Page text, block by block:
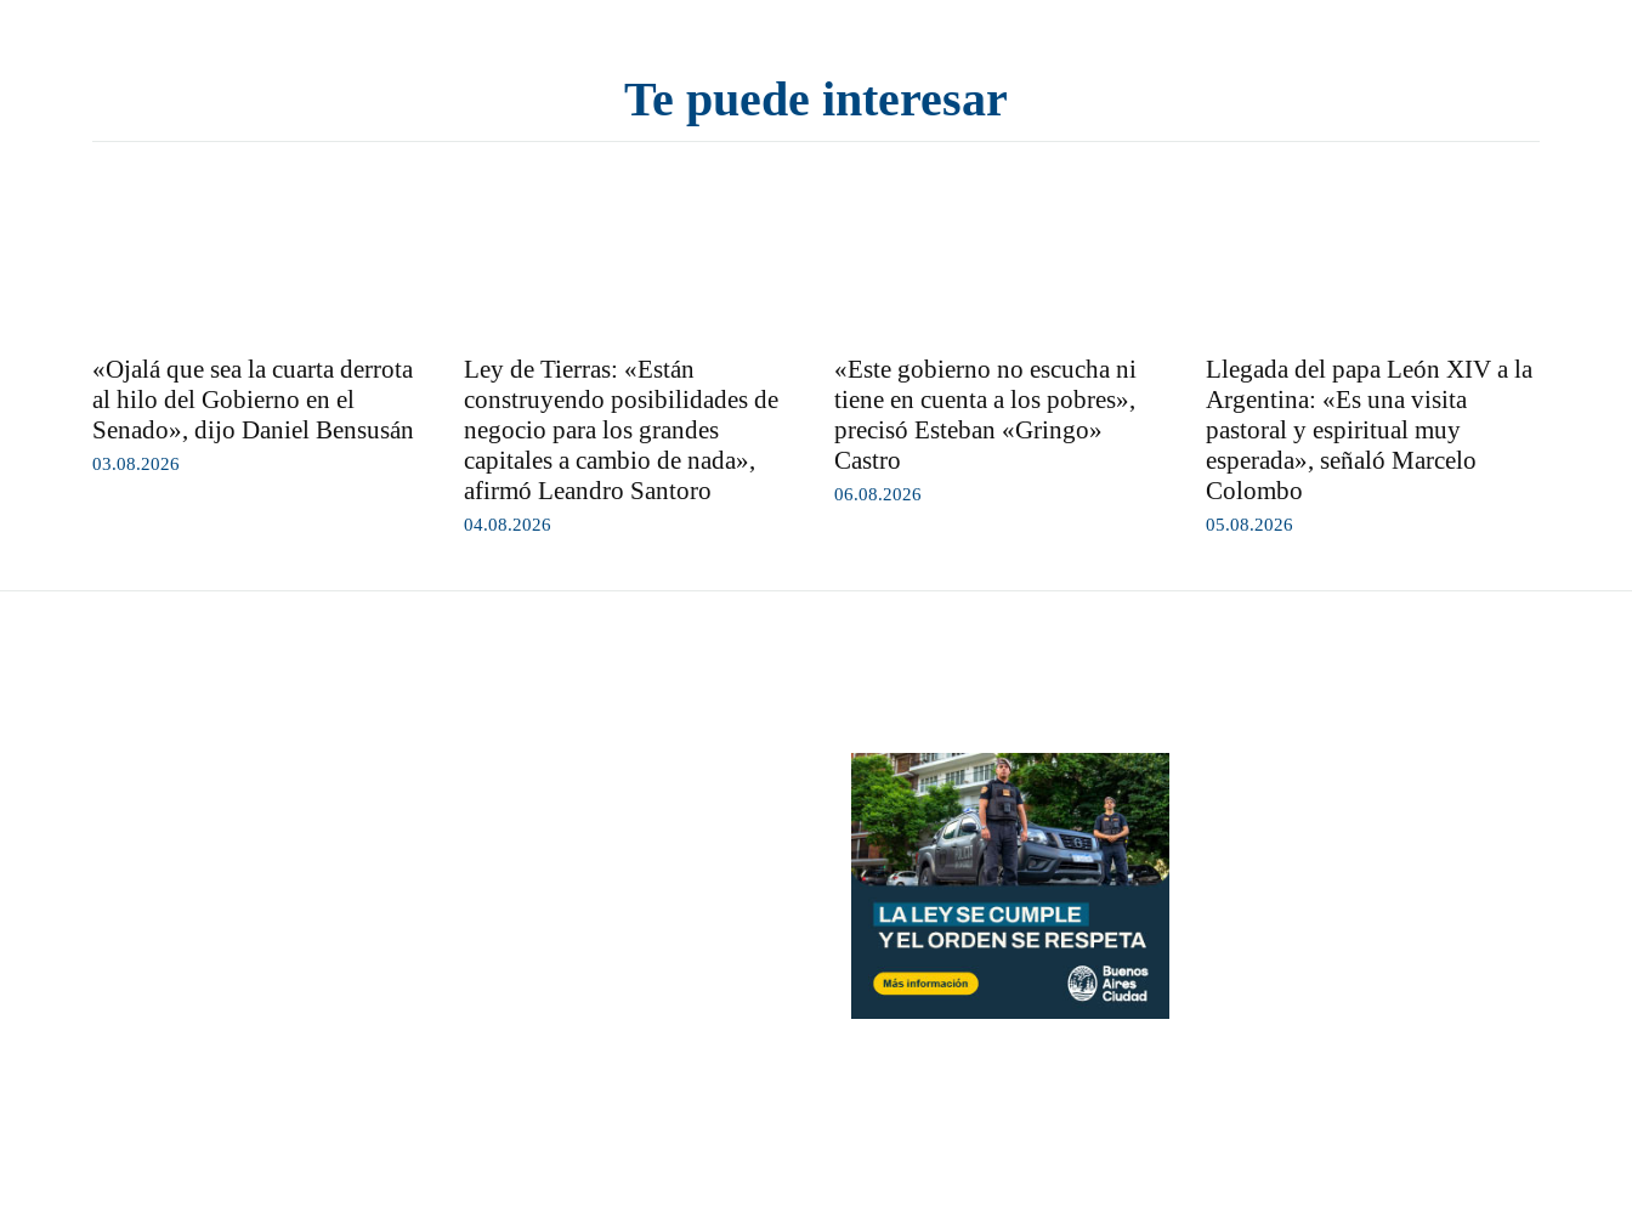
Te puede interesar
«Ojalá que sea la cuarta derrota
al hilo del Gobierno en el
Senado», dijo Daniel Bensusán
03.08.2026
Ley de Tierras: «Están
construyendo posibilidades de
negocio para los grandes
capitales a cambio de nada»,
afirmó Leandro Santoro
04.08.2026
«Este gobierno no escucha ni
tiene en cuenta a los pobres»,
precisó Esteban «Gringo»
Castro
06.08.2026
Llegada del papa León XIV a la
Argentina: «Es una visita
pastoral y espiritual muy
esperada», señaló Marcelo
Colombo
05.08.2026